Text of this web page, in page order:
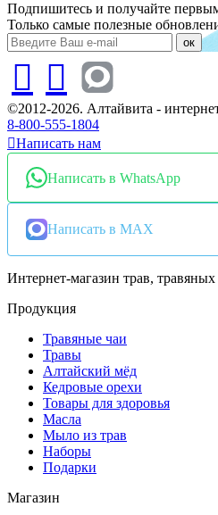
Подпишитесь и получайте
Только самые полезные
ок
©2012-2026. Алтайвита -
8-800-555-1804
Написать нам
Написать в WhatsApp
Написать в MAX
Интернет-магазин трав,
Продукция
Травяные чаи
Травы
Алтайский мёд
Кедровые орехи
Товары для здоровья
Масла
Мыло из трав
Наборы
Подарки
Магазин